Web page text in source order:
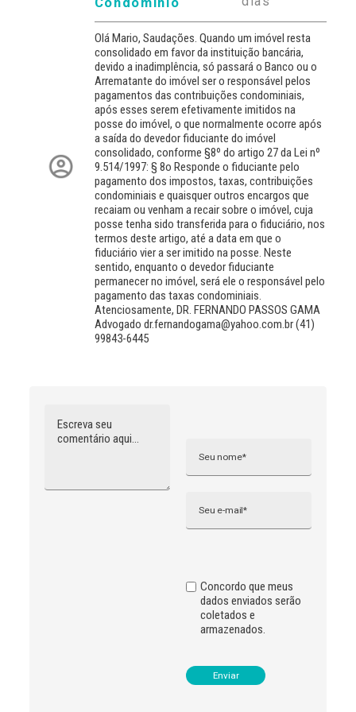
Olá Mario, Saudações. Quando um imóvel resta
consolidado em favor da instituição bancária,
devido a inadimplência, só passará o Banco ou o
Arrematante do imóvel ser o responsável pelos
pagamentos das contribuições condominiais,
após esses serem efetivamente imitidos na
posse do imóvel, o que normalmente ocorre após
a saída do devedor fiduciante do imóvel
consolidado, conforme §8º do artigo 27 da Lei nº
9.514/1997: § 8o Responde o fiduciante pelo
pagamento dos impostos, taxas, contribuições
condominiais e quaisquer outros encargos que
recaiam ou venham a recair sobre o imóvel, cuja
posse tenha sido transferida para o fiduciário, nos
termos deste artigo, até a data em que o
fiduciário vier a ser imitido na posse. Neste
sentido, enquanto o devedor fiduciante
permanecer no imóvel, será ele o responsável pelo
pagamento das taxas condominiais.
Atenciosamente, DR. FERNANDO PASSOS GAMA
Advogado dr.fernandogama@yahoo.com.br (41)
99843-6445
Concordo que meus
dados enviados serão
coletados e
armazenados.
n